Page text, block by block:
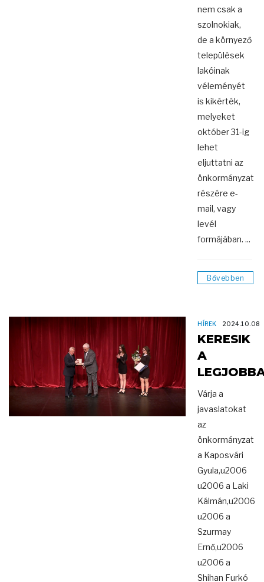
nem csak a
szolnokiak,
de a környező
települések
lakóinak
véleményét
is kikérték,
melyeket
október 31-ig
lehet
eljuttatni az
önkormányzat
részére e-
mail, vagy
levél
formájában. ...
Bővebben
HÍREK 2024.10.08
KERESIK
A
Várja a
javaslatokat
az
önkormányzat
a Kaposvári
Gyula,u2006
u2006 a Laki
Kálmán,u2006
u2006 a
Szurmay
Ernő,u2006
u2006 a
Shihan Furkó